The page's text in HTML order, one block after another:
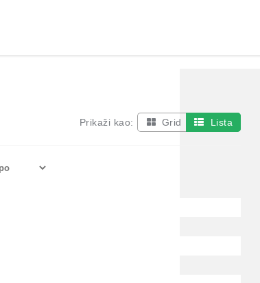
Prikaži kao: Grid Lista